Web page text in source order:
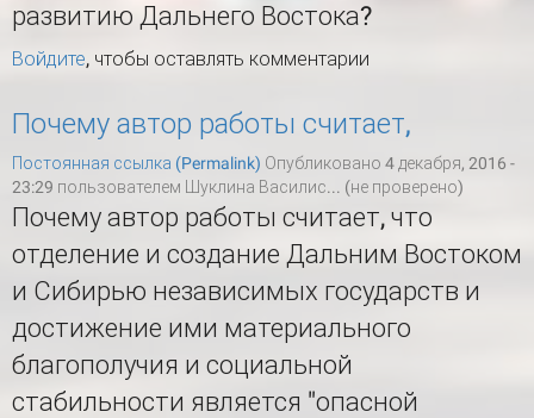
развитию Дальнего Востока?
Войдите, чтобы оставлять комментарии
Почему автор работы считает,
Постоянная ссылка (Permalink) Опубликовано 4 декабря, 2016 -
23:29 пользователем
Шуклина Василис... (не проверено)
Почему автор работы считает, что
отделение и создание Дальним Востоком
и Сибирью независимых государств и
достижение ими материального
благополучия и социальной
стабильности является "опасной